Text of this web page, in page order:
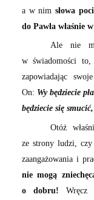
a w nim słowa
do Pawła właśnie
Ale nie
w świadomości
zapowiadając
On: Wy będziecie
będziecie się
Otóż
ze strony ludzi, czy
zaangażowania i
nie mogą
o dobru! Wręcz